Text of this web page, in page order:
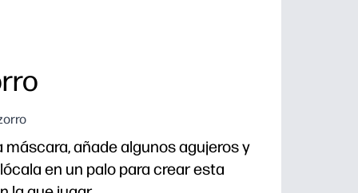
añade algunos agujeros y
en un palo para crear esta